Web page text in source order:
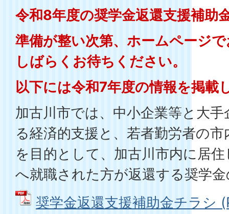
令和8年度の奨学金返還支援補助
準備が整い次第、ホームページ
しばらくお待ちください。
以下には令和7年度の情報を掲載
加古川市では、中小企業等と大
る経済的支援と、若者勤労者の
を目的として、加古川市内に居
へ就職された方が返還する奨学
奨学金返還支援補助金チラシ